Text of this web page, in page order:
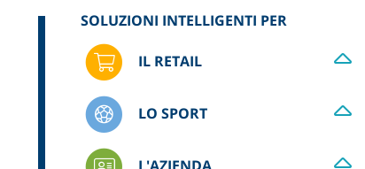
SOLUZIONI INTELLIGENTI PER
IL RETAIL
LO SPORT